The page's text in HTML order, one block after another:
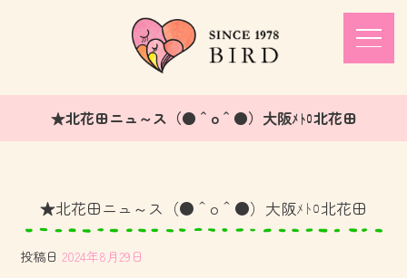
★北花田ニュ～ス（●＾o＾●）大阪ﾒﾄﾛ北花田
★北花田ニュ～ス（●＾o＾●）大阪ﾒﾄﾛ北花田
投稿日 2024年8月29日